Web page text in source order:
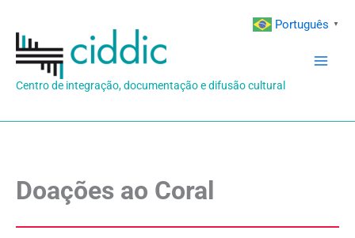
para
conteúdo
Centro de integração, documentação e difusão cultural
Doações ao Coral
Português ▼